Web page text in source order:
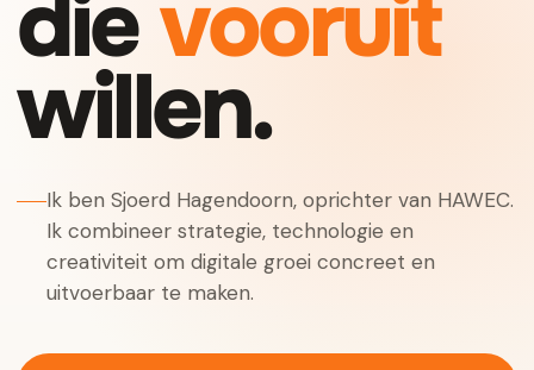
dievooruit
willen.
Ik ben Sjoerd Hagendoorn, oprichter van HAWEC.
Ik combineer strategie, technologie en
creativiteit om digitale groei concreet en
uitvoerbaar te maken.